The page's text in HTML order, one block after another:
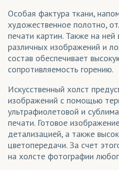
Особая фактура ткани,
художественное полотно,
печати картин. Также на
различных изображений и
состав обеспечивает
сопротивляемость горению.
Искусственный холст
изображений с помощью
ультрафиолетовой и
печати. Готовое
детализацией, а также
цветопередачи. За счет
на холсте фотографии